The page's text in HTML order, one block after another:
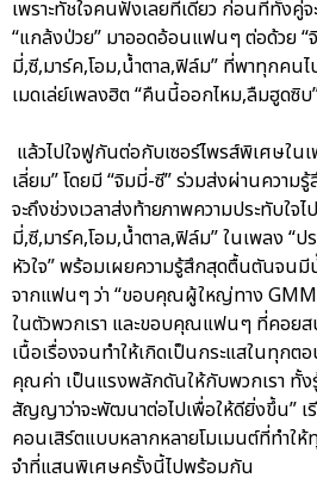
เพราะทัชใจคนฟังเลยทีเดียว ก่อนที่ทั้งคู่จ
“แกล้งป่วย” มาออดอ้อนแฟนๆ ต่อด้วย “
มี่,ซี,มาร์ค,โอม,น้ำตาล,ฟิล์ม” ที่พาทุกคน
เมดเล่ย์เพลงฮิต “คืนนี้ออกไหม,ลืมฮูดซิบ
แล้วไปใจฟูกันต่อกับเซอร์ไพรส์พิเศษในเ
เลี่ยม” โดยมี “จิมมี่-ซี” ร่วมส่งผ่านควา
จะถึงช่วงเวลาส่งท้ายภาพความประทับใจ
มี่,ซี,มาร์ค,โอม,น้ำตาล,ฟิล์ม” ในเพลง “ป
หัวใจ” พร้อมเผยความรู้สึกสุดตื้นตันจนมี
จากแฟนๆ ว่า “ขอบคุณผู้ใหญ่ทาง
ในตัวพวกเรา และขอบคุณแฟนๆ ที่คอย
เนื้อเรื่องจนทำให้เกิดเป็นกระแสในทุก
คุณค่า เป็นแรงพลักดันให้กับพวกเรา ทั้ง
สัญญาว่าจะพัฒนาต่อไปเพื่อให้ดียิ่งขึ้น” เ
คอนเสิร์ตแบบหลากหลายโมเมนต์ที่ทำใ
จำที่แสนพิเศษครั้งนี้ไปพร้อมกัน